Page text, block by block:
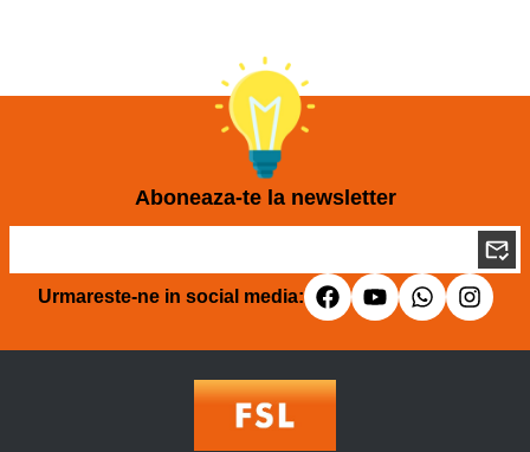
Aboneaza-te la newsletter
Urmareste-ne in social media: